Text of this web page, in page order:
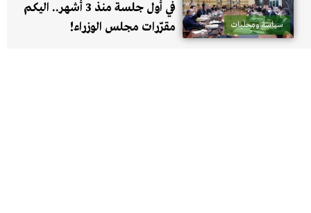
سياسة ومحليات
في أول جلسة منذ 3 أشهر.. اليكم
مقرّرات مجلس الوزراء!